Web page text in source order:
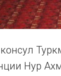
Нур